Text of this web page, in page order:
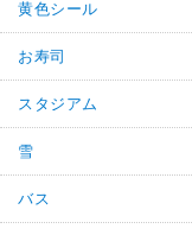
黄色シール
お寿司
スタジアム
雪
バス